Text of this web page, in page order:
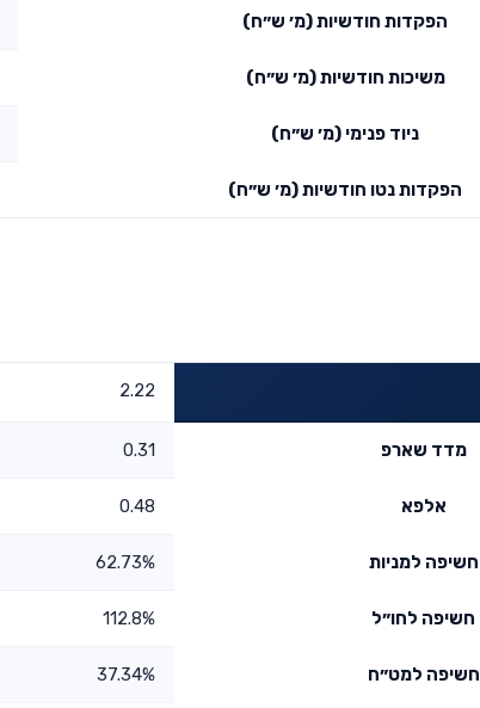
הפקדות חודשיות (מ׳ ש״ח)
משיכות חודשיות (מ׳ ש״ח)
ניוד פנימי (מ׳ ש״ח)
הפקדות נטו חודשיות (מ׳ ש״ח)
2.22
מדד שארפ 0.31
אלפא 0.48
חשיפה למניות 62.73%
חשיפה לחו״ל 112.8%
חשיפה למט״ח 37.34%